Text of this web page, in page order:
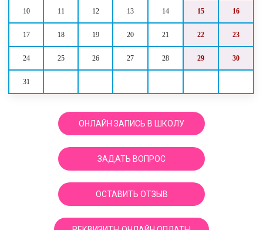
10 11 12 13 14 15 16
17 18 19 20 21 22 23
24 25 26 27 28 29 30
31
ОНЛАЙН ЗАПИСЬ В ШКОЛУ
ЗАДАТЬ ВОПРОС
ОСТАВИТЬ ОТЗЫВ